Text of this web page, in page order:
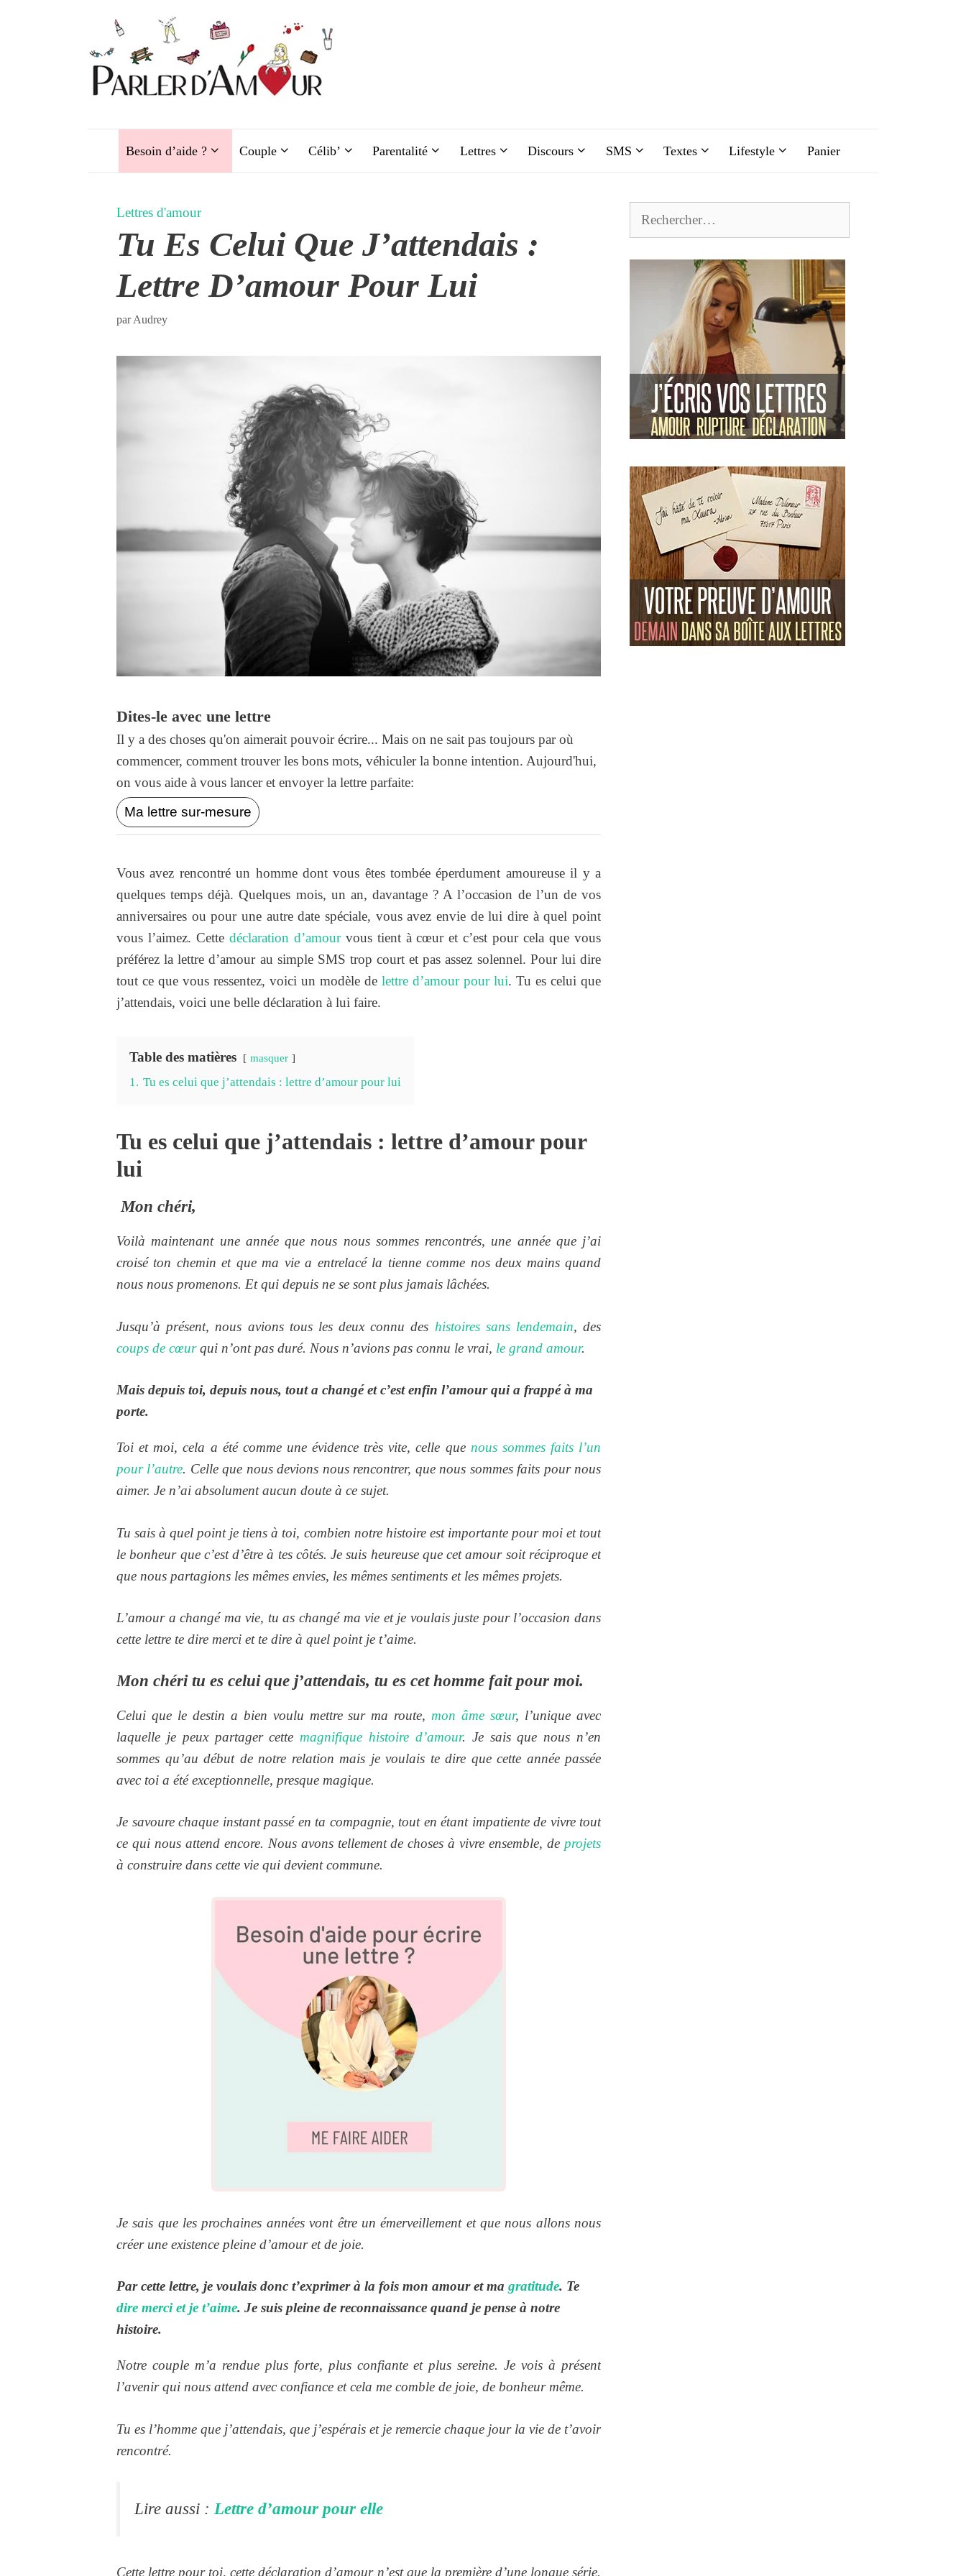
Besoin d’aide ? Couple Célib’ Parentalité Lettres Discours SMS Textes Lifestyle Panier
Lettres d'amour
Tu Es Celui Que J’attendais :
Lettre D’amour Pour Lui
parAudrey
Dites-le avec une lettre
Il y a des choses qu'on aimerait pouvoir écrire... Mais on ne sait pas toujours par où
commencer, comment trouver les bons mots, véhiculer la bonne intention. Aujourd'hui,
on vous aide à vous lancer et envoyer la lettre parfaite:
Ma lettre sur-mesure
Vous avez rencontré un homme dont vous êtes tombée éperdument amoureuse il y a
quelques temps déjà. Quelques mois, un an, davantage ? A l’occasion de l’un de vos
anniversaires ou pour une autre date spéciale, vous avez envie de lui dire à quel point
vous l’aimez. Cette déclaration d’amour vous tient à cœur et c’est pour cela que vous
préférez la lettre d’amour au simple SMS trop court et pas assez solennel. Pour lui dire
tout ce que vous ressentez, voici un modèle de lettre d’amour pour lui. Tu es celui que
j’attendais, voici une belle déclaration à lui faire.
Table des matières masquer
1. Tu es celui que j’attendais : lettre d’amour pour lui
Tu es celui que j’attendais : lettre d’amour pour
lui
Mon chéri,
Voilà maintenant une année que nous nous sommes rencontrés, une année que j’ai
croisé ton chemin et que ma vie a entrelacé la tienne comme nos deux mains quand
nous nous promenons. Et qui depuis ne se sont plus jamais lâchées.
Jusqu’à présent, nous avions tous les deux connu des histoires sans lendemain, des
coups de cœurqui n’ont pas duré. Nous n’avions pas connu le vrai, le grand amour.
Mais depuis toi, depuis nous, tout a changé et c’est enfin l’amour qui a frappé à ma
porte.
Toi et moi, cela a été comme une évidence très vite, celle que nous sommes faits l’un
pour l’autre. Celle que nous devions nous rencontrer, que nous sommes faits pour nous
aimer. Je n’ai absolument aucun doute à ce sujet.
Tu sais à quel point je tiens à toi, combien notre histoire est importante pour moi et tout
le bonheur que c’est d’être à tes côtés. Je suis heureuse que cet amour soit réciproque et
que nous partagions les mêmes envies, les mêmes sentiments et les mêmes projets.
L’amour a changé ma vie, tu as changé ma vie et je voulais juste pour l’occasion dans
cette lettre te dire merci et te dire à quel point je t’aime.
Mon chéri tu es celui que j’attendais, tu es cet homme fait pour moi.
Celui que le destin a bien voulu mettre sur ma route, mon âme sœur, l’unique avec
laquelle je peux partager cette magnifique histoire d’amour. Je sais que nous n’en
sommes qu’au début de notre relation mais je voulais te dire que cette année passée
avec toi a été exceptionnelle, presque magique.
Je savoure chaque instant passé en ta compagnie, tout en étant impatiente de vivre tout
ce qui nous attend encore. Nous avons tellement de choses à vivre ensemble, de projets
à construire dans cette vie qui devient commune.
Je sais que les prochaines années vont être un émerveillement et que nous allons nous
créer une existence pleine d’amour et de joie.
Par cette lettre, je voulais donc t’exprimer à la fois mon amour et ma gratitude. Te
dire merci et je t’aime. Je suis pleine de reconnaissance quand je pense à notre
histoire.
Notre couple m’a rendue plus forte, plus confiante et plus sereine. Je vois à présent
l’avenir qui nous attend avec confiance et cela me comble de joie, de bonheur même.
Tu es l’homme que j’attendais, que j’espérais et je remercie chaque jour la vie de t’avoir
rencontré.
Lire aussi : Lettre d’amour pour elle
Cette lettre pour toi, cette déclaration d’amour n’est que la première d’une longue série.